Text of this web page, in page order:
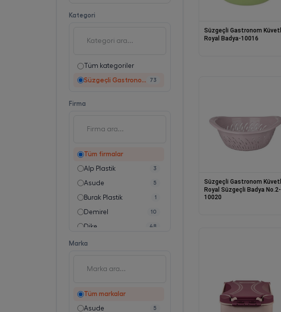
Kategori
Tüm kategoriler
73
Firma
Tüm firmalar
Alp Plastik 3
Asude 5
Burak Plastik 1
Demirel 10
Dike 48
Marka
Tüm markalar
Asude 5
Süzgeçli Gastronom
Royal Badya-10016
Süzgeçli Gastronom
Royal Süzgeçli Badya No.2-
10020